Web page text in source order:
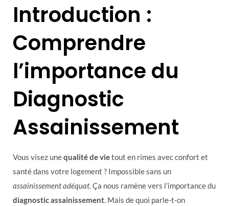
Introduction :
Comprendre
l’importance du
Diagnostic
Assainissement
Vous visez unequalité de vietout en rimes avec confort et
santé dans votre logement ? Impossible sans un
assainissement adéquat. Ça nous ramène vers l’importance du
diagnostic assainissement. Mais de quoi parle-t-on